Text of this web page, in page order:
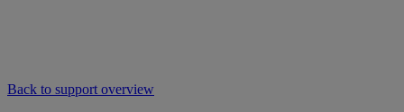
Back to support overview